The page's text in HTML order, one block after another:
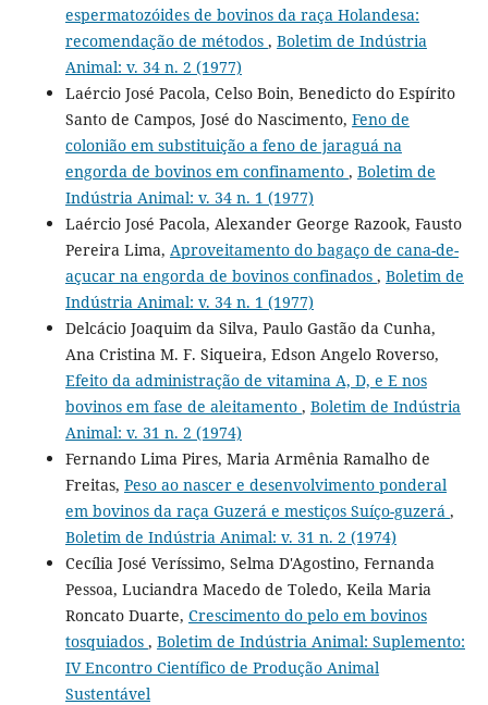
espermatozóides de bovinos da raça Holandesa:
recomendação de métodos , Boletim de Indústria
Animal: v. 34 n. 2 (1977)
Laércio José Pacola, Celso Boin, Benedicto do Espírito
Santo de Campos, José do Nascimento, Feno de
colonião em substituição a feno de jaraguá na
engorda de bovinos em confinamento , Boletim de
Indústria Animal: v. 34 n. 1 (1977)
Laércio José Pacola, Alexander George Razook, Fausto
Pereira Lima, Aproveitamento do bagaço de cana-de-
açucar na engorda de bovinos confinados , Boletim de
Indústria Animal: v. 34 n. 1 (1977)
Delcácio Joaquim da Silva, Paulo Gastão da Cunha,
Ana Cristina M. F. Siqueira, Edson Angelo Roverso,
Efeito da administração de vitamina A, D, e E nos
bovinos em fase de aleitamento , Boletim de Indústria
Animal: v. 31 n. 2 (1974)
Fernando Lima Pires, Maria Armênia Ramalho de
Freitas, Peso ao nascer e desenvolvimento ponderal
em bovinos da raça Guzerá e mestiços Suíço-guzerá ,
Boletim de Indústria Animal: v. 31 n. 2 (1974)
Cecília José Veríssimo, Selma D'Agostino, Fernanda
Pessoa, Luciandra Macedo de Toledo, Keila Maria
Roncato Duarte, Crescimento do pelo em bovinos
tosquiados , Boletim de Indústria Animal: Suplemento:
IV Encontro Científico de Produção Animal
Sustentável